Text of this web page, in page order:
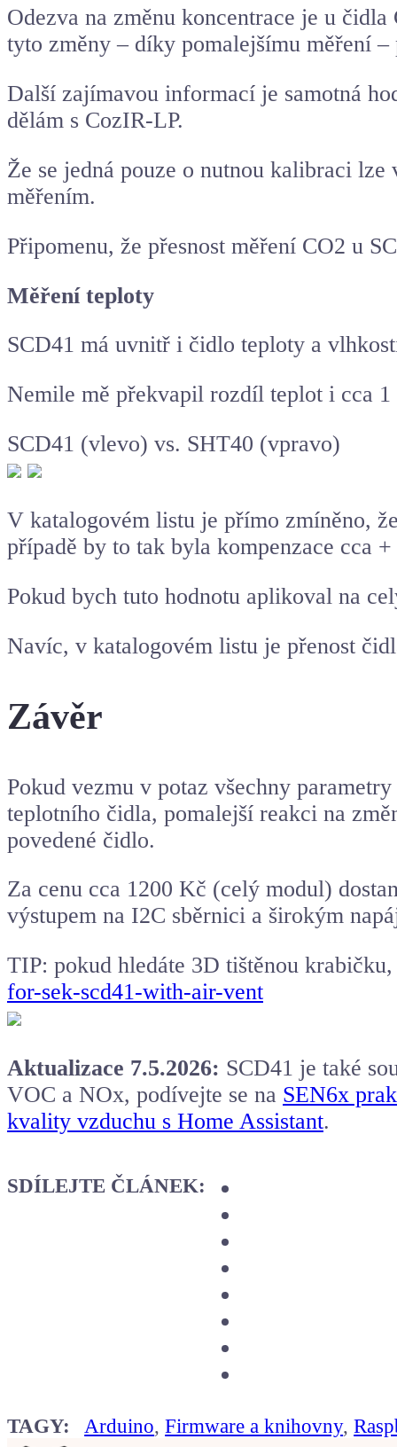
Odezva na změnu koncentrace je u
tyto změny – díky pomalejšímu měření
Další zajímavou informací je samotná
dělám s CozIR-LP.
Že se jedná pouze o nutnou kalibraci
měřením.
Připomenu, že přesnost měření CO2 u
Měření teploty
SCD41 má uvnitř i čidlo teploty a
Nemile mě překvapil rozdíl teplot i cca
SCD41 (vlevo) vs. SHT40 (vpravo)
V katalogovém listu je přímo zmíněno,
případě by to tak byla kompenzace cca +
Pokud bych tuto hodnotu aplikoval na
Navíc, v katalogovém listu je přenost
Závěr
Pokud vezmu v potaz všechny
teplotního čidla, pomalejší reakci na
povedené čidlo.
Za cenu cca 1200 Kč (celý modul)
výstupem na I2C sběrnici a širokým
TIP: pokud hledáte 3D tištěnou
for-sek-scd41-with-air-vent
Aktualizace 7.5.2026: SCD41 je také
VOC a NOx, podívejte se na SEN6x
kvality vzduchu s Home Assistant.
SDÍLEJTE ČLÁNEK:
TAGY: Arduino,Firmware a knihovny,